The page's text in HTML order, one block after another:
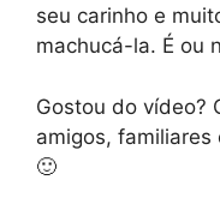
seu carinho e
machucá-la. É ou
Gostou do vídeo?
amigos,
🙂